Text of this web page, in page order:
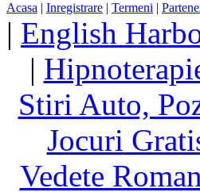
Acasa | Inregistrare | Termeni |
| English
|
Stiri Auto,
Jocuri
Vedete